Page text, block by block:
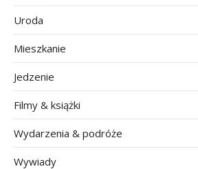
Uroda
Mieszkanie
Jedzenie
Filmy & książki
Wydarzenia & podróże
Wywiady